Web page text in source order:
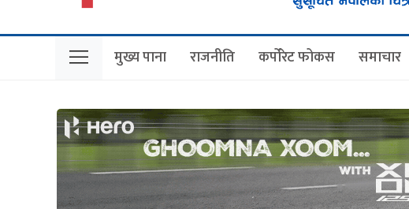
मुख्य पाना राजनीति कर्पोरेट फोकस समाचार